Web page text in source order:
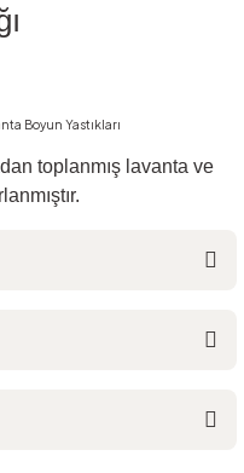
toplanmış lavanta ve